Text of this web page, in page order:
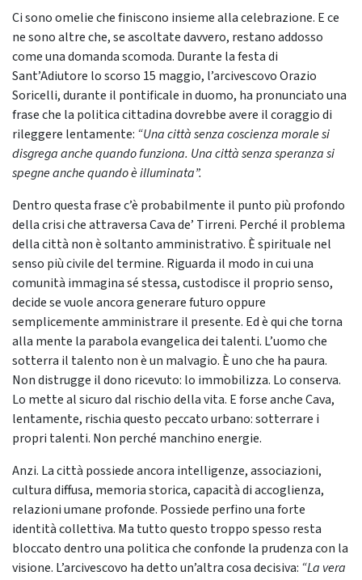
Ci sono omelie che finiscono insieme alla celebrazione. E ce
ne sono altre che, se ascoltate davvero, restano addosso
come una domanda scomoda. Durante la festa di
Sant’Adiutore lo scorso 15 maggio, l’arcivescovo Orazio
Soricelli, durante il pontificale in duomo, ha pronunciato una
frase che la politica cittadina dovrebbe avere il coraggio di
rileggere lentamente: “Una città senza coscienza morale si
disgrega anche quando funziona. Una città senza speranza si
spegne anche quando è illuminata”.
Dentro questa frase c’è probabilmente il punto più profondo
della crisi che attraversa Cava de’ Tirreni. Perché il problema
della città non è soltanto amministrativo. È spirituale nel
senso più civile del termine. Riguarda il modo in cui una
comunità immagina sé stessa, custodisce il proprio senso,
decide se vuole ancora generare futuro oppure
semplicemente amministrare il presente. Ed è qui che torna
alla mente la parabola evangelica dei talenti. L’uomo che
sotterra il talento non è un malvagio. È uno che ha paura.
Non distrugge il dono ricevuto: lo immobilizza. Lo conserva.
Lo mette al sicuro dal rischio della vita. E forse anche Cava,
lentamente, rischia questo peccato urbano: sotterrare i
propri talenti. Non perché manchino energie.
Anzi. La città possiede ancora intelligenze, associazioni,
cultura diffusa, memoria storica, capacità di accoglienza,
relazioni umane profonde. Possiede perfino una forte
identità collettiva. Ma tutto questo troppo spesso resta
bloccato dentro una politica che confonde la prudenza con la
visione. L’arcivescovo ha detto un’altra cosa decisiva: “La vera